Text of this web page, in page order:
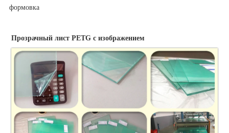
формовка
Прозрачный лист PETG с изображением